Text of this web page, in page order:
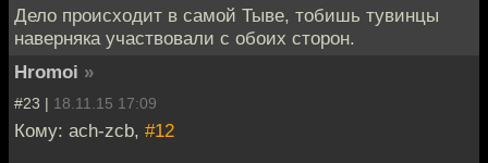
Дело происходит в самой Тыве, тобишь тувинцы
наверняка участвовали с обоих сторон.
Hromoi »
#23 | 18.11.15 17:09
Кому: ach-zcb, #12